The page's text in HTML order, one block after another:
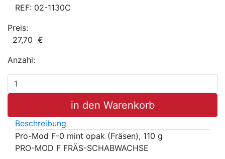
REF: 02-1130C
Preis:
27,70 €
Anzahl:
in den Warenkorb
Beschreibung
Pro-Mod F-0 mint opak (Fräsen), 110 g
PRO-MOD F FRÄS-SCHABWACHSE